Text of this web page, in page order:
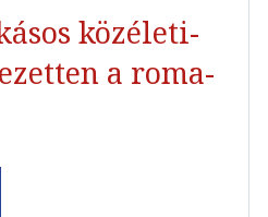
közéleti-
a roma-